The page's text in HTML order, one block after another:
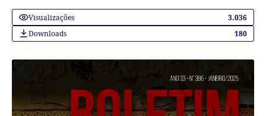
Visualizações
3.036
Downloads
180